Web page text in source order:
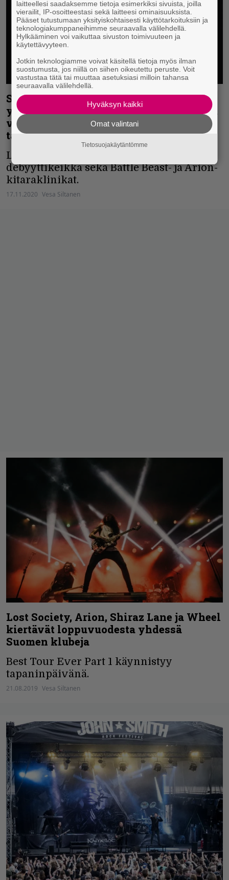
Soittoklinikoita ja metallikeikkoja
yhdistelevä Hoarsefest tulee taas – tänä
vuonna luvassa riisutumpi versio
tapahtumasta
Luvassa muun muassa Shereignin
debyyttikeikka sekä Battle Beast- ja Arion-
kitaraklinikat.
17.11.2020 Vesa Siltanen
Lost Society, Arion, Shiraz Lane ja Wheel
kiertävät loppuvuodesta yhdessä
Suomen klubeja
Best Tour Ever Part 1 käynnistyy
tapaninpäivänä.
21.08.2019 Vesa Siltanen
laitteellesi saadaksemme tietoja esimerkiksi sivuista, joilla
vierailit, IP-osoitteestasi sekä laitteesi ominaisuuksista.
Pääset tutustumaan yksityiskohtaisesti käyttötarkoituksiin ja
teknologiakumppaneihimme seuraavalla välilehdellä.
Hylkääminen voi vaikuttaa sivuston toimivuuteen ja
käytettävyyteen.
Jotkin teknologiamme voivat käsitellä tietoja myös ilman
suostumusta, jos niillä on siihen oikeutettu peruste. Voit
vastustaa tätä tai muuttaa asetuksiasi milloin tahansa
seuraavalla välilehdellä.
Hyväksyn kaikki
Omat valintani
Tietosuojakäytäntömme